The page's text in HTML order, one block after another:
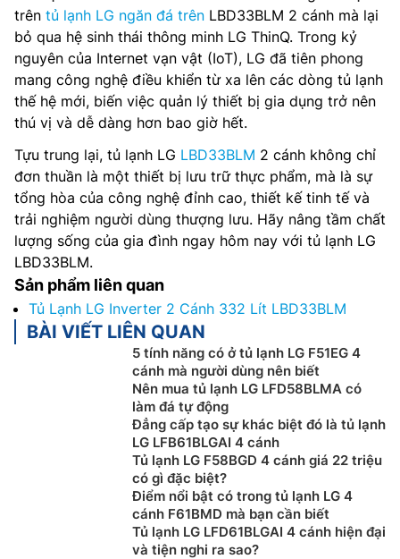
trên tủ lạnh LG ngăn đá trên LBD33BLM 2 cánh mà lại
bỏ qua hệ sinh thái thông minh LG ThinQ. Trong kỷ
nguyên của Internet vạn vật (IoT), LG đã tiên phong
mang công nghệ điều khiển từ xa lên các dòng tủ lạnh
thế hệ mới, biến việc quản lý thiết bị gia dụng trở nên
thú vị và dễ dàng hơn bao giờ hết.
Tựu trung lại, tủ lạnh LG LBD33BLM 2 cánh không chỉ
đơn thuần là một thiết bị lưu trữ thực phẩm, mà là sự
tổng hòa của công nghệ đỉnh cao, thiết kế tinh tế và
trải nghiệm người dùng thượng lưu. Hãy nâng tầm chất
lượng sống của gia đình ngay hôm nay với tủ lạnh LG
LBD33BLM.
Sản phẩm liên quan
Tủ Lạnh LG Inverter 2 Cánh 332 Lít LBD33BLM
BÀI VIẾT LIÊN QUAN
5 tính năng có ở tủ lạnh LG F51EG 4
cánh mà người dùng nên biết
Nên mua tủ lạnh LG LFD58BLMA có
làm đá tự động
Đẳng cấp tạo sự khác biệt đó là tủ lạnh
LG LFB61BLGAI 4 cánh
Tủ lạnh LG F58BGD 4 cánh giá 22 triệu
có gì đặc biệt?
Điểm nổi bật có trong tủ lạnh LG 4
cánh F61BMD mà bạn cần biết
Tủ lạnh LG LFD61BLGAI 4 cánh hiện đại
và tiện nghi ra sao?